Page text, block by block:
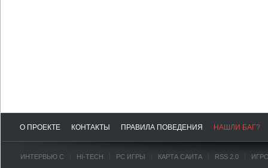
О ПРОЕКТЕ КОНТАКТЫ ПРАВИЛА ПОВЕДЕНИЯ НАШЛИ БАГ?
ИНТЕРВЬЮ С HI-TECH PC ИГРЫ КАРТА САЙТА RSS 2.0